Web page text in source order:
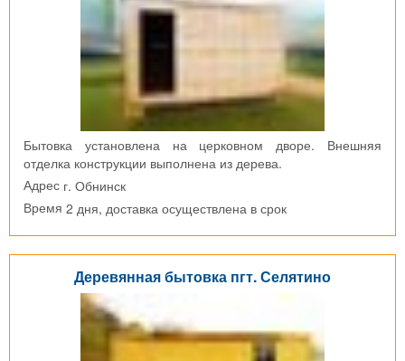
Бытовка установлена на церковном дворе. Внешняя
отделка конструкции выполнена из дерева.
Адрес г. Обнинск
Время 2 дня, доставка осуществлена в срок
Деревянная бытовка пгт. Селятино